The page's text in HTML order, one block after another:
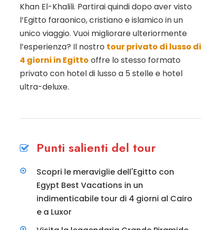
Khan El-Khalili. Partirai quindi dopo aver visto
l’Egitto faraonico, cristiano e islamico in un
unico viaggio. Vuoi migliorare ulteriormente
l’esperienza? Il nostro tour privato di lusso di
4 giorni in Egitto offre lo stesso formato
privato con hotel di lusso a 5 stelle e hotel
ultra-deluxe.
Punti salienti del tour
Scopri le meraviglie dell'Egitto con
Egypt Best Vacations in un
indimenticabile tour di 4 giorni al Cairo
e a Luxor